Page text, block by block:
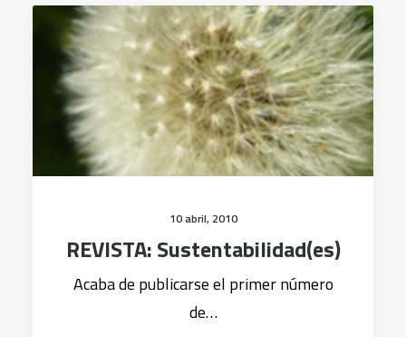
10 abril, 2010
REVISTA: Sustentabilidad(es)
Acaba de publicarse el primer número
de…